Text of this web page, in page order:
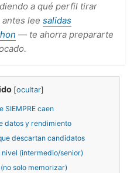
a qué perfil tirar
antes lee salidas
— te ahorra prepararte
[ocultar]
caen
datos y rendimiento
descartan candidatos
(intermedio/senior)
solo memorizar)